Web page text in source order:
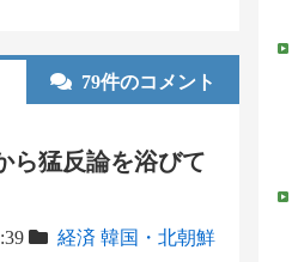
79件のコメント
ら猛反論を浴びて
経済 韓国・北朝鮮